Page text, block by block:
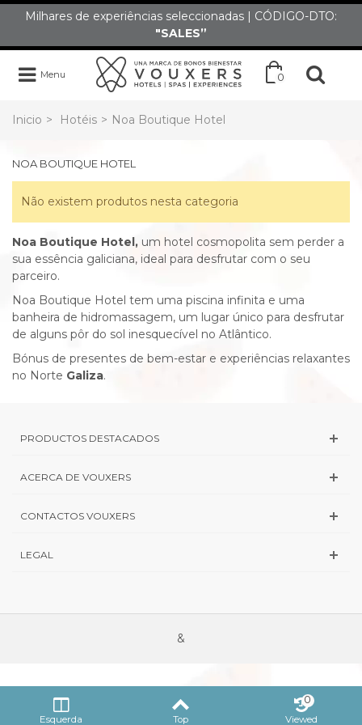
Milhares de experiências seleccionadas | CÓDIGO-DTO:
"SALES”
Menu 0
Inicio > Hotéis > Noa Boutique Hotel
NOA BOUTIQUE HOTEL
Não existem produtos nesta categoria
Noa Boutique Hotel, um hotel cosmopolita sem perder a
sua essência galiciana, ideal para desfrutar com o seu
parceiro.
Noa Boutique Hotel tem uma piscina infinita e uma
banheira de hidromassagem, um lugar único para desfrutar
de alguns pôr do sol inesquecível no Atlântico.
Bónus de presentes de bem-estar e experiências relaxantes
no Norte Galiza.
PRODUCTOS DESTACADOS
ACERCA DE VOUXERS
CONTACTOS VOUXERS
LEGAL
&
Esquerda Top Viewed
0